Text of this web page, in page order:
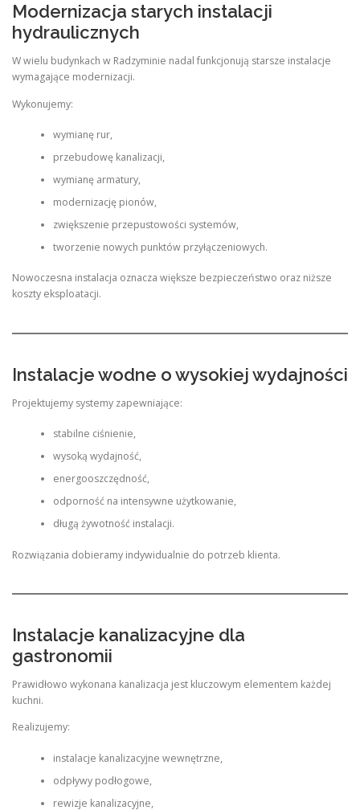
Modernizacja starych instalacji
hydraulicznych
W wielu budynkach w Radzyminie nadal funkcjonują starsze instalacje
wymagające modernizacji.
Wykonujemy:
wymianę rur,
przebudowę kanalizacji,
wymianę armatury,
modernizację pionów,
zwiększenie przepustowości systemów,
tworzenie nowych punktów przyłączeniowych.
Nowoczesna instalacja oznacza większe bezpieczeństwo oraz niższe
koszty eksploatacji.
Instalacje wodne o wysokiej wydajności
Projektujemy systemy zapewniające:
stabilne ciśnienie,
wysoką wydajność,
energooszczędność,
odporność na intensywne użytkowanie,
długą żywotność instalacji.
Rozwiązania dobieramy indywidualnie do potrzeb klienta.
Instalacje kanalizacyjne dla
gastronomii
Prawidłowo wykonana kanalizacja jest kluczowym elementem każdej
kuchni.
Realizujemy:
instalacje kanalizacyjne wewnętrzne,
odpływy podłogowe,
rewizje kanalizacyjne,